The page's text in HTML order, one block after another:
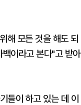
해 모든 것을 해도 되
이라고 본다"고 받아
들이 하고 있는 데 이